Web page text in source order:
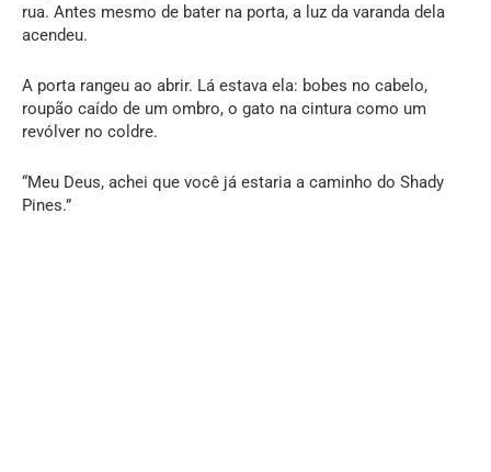
rua. Antes mesmo de bater na porta, a luz da varanda dela
acendeu.
A porta rangeu ao abrir. Lá estava ela: bobes no cabelo,
roupão caído de um ombro, o gato na cintura como um
revólver no coldre.
“Meu Deus, achei que você já estaria a caminho do Shady
Pines.”